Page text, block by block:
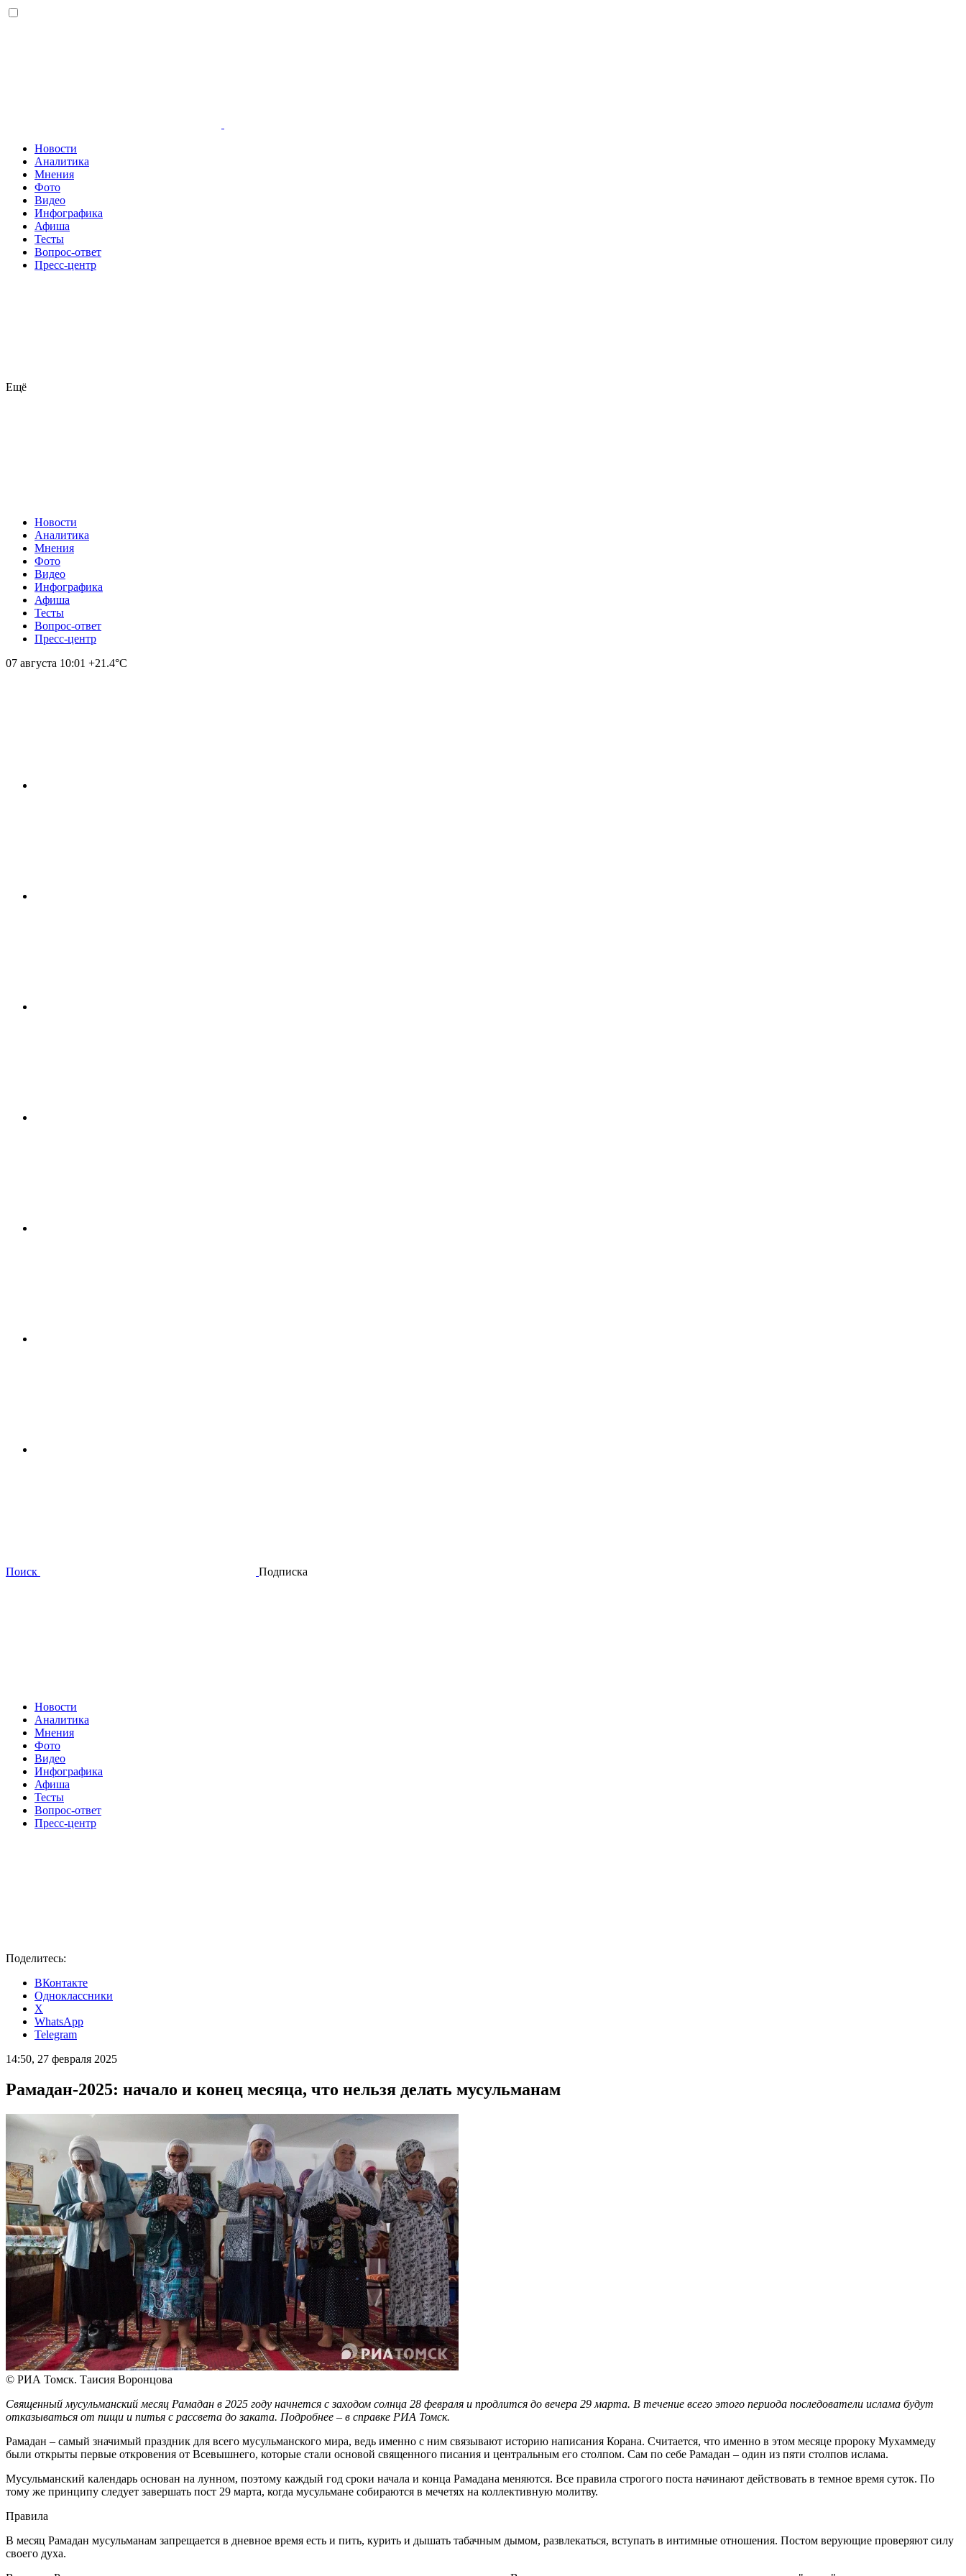
Новости
Аналитика
Мнения
Фото
Видео
Инфографика
Афиша
Тесты
Вопрос-ответ
Пресс-центр
Ещё
Новости
Аналитика
Мнения
Фото
Видео
Инфографика
Афиша
Тесты
Вопрос-ответ
Пресс-центр
07 августа 10:01 +21.4°С
Поиск Подписка
Новости
Аналитика
Мнения
Фото
Видео
Инфографика
Афиша
Тесты
Вопрос-ответ
Пресс-центр
Поделитесь:
ВКонтакте
Одноклассники
X
WhatsApp
Telegram
14:50, 27 февраля 2025
Рамадан-2025: начало и конец месяца, что нельзя делать мусульманам
© РИА Томск. Таисия Воронцова
Священный мусульманский месяц Рамадан в 2025 году начнется с заходом солнца 28 февраля и продлится до вечера 29 марта. В течение всего этого периода последователи ислама будут
отказываться от пищи и питья с рассвета до заката. Подробнее – в справке РИА Томск.
Рамадан – самый значимый праздник для всего мусульманского мира, ведь именно с ним связывают историю написания Корана. Считается, что именно в этом месяце пророку Мухаммеду
были открыты первые откровения от Всевышнего, которые стали основой священного писания и центральным его столпом. Сам по себе Рамадан – один из пяти столпов ислама.
Мусульманский календарь основан на лунном, поэтому каждый год сроки начала и конца Рамадана меняются. Все правила строгого поста начинают действовать в темное время суток. По
тому же принципу следует завершать пост 29 марта, когда мусульмане собираются в мечетях на коллективную молитву.
Правила
В месяц Рамадан мусульманам запрещается в дневное время есть и пить, курить и дышать табачным дымом, развлекаться, вступать в интимные отношения. Постом верующие проверяют силу
своего духа.